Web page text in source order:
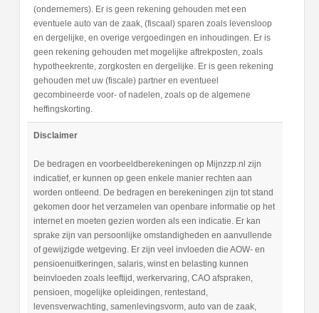
(ondernemers). Er is geen rekening gehouden met een
eventuele auto van de zaak, (fiscaal) sparen zoals levensloop
en dergelijke, en overige vergoedingen en inhoudingen. Er is
geen rekening gehouden met mogelijke aftrekposten, zoals
hypotheekrente, zorgkosten en dergelijke. Er is geen rekening
gehouden met uw (fiscale) partner en eventueel
gecombineerde voor- of nadelen, zoals op de algemene
heffingskorting.
Disclaimer
De bedragen en voorbeeldberekeningen op Mijnzzp.nl zijn
indicatief, er kunnen op geen enkele manier rechten aan
worden ontleend. De bedragen en berekeningen zijn tot stand
gekomen door het verzamelen van openbare informatie op het
internet en moeten gezien worden als een indicatie. Er kan
sprake zijn van persoonlijke omstandigheden en aanvullende
of gewijzigde wetgeving. Er zijn veel invloeden die AOW- en
pensioenuitkeringen, salaris, winst en belasting kunnen
beinvloeden zoals leeftijd, werkervaring, CAO afspraken,
pensioen, mogelijke opleidingen, rentestand,
levensverwachting, samenlevingsvorm, auto van de zaak,